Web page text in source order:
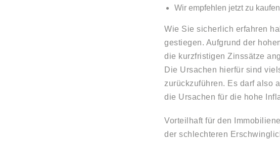
Wir empfehlen jetzt zu
Wie Sie sicherlich erfahren
gestiegen. Aufgrund der
die kurzfristigen Zinssätze
Die Ursachen hierfür sind
zurückzuführen. Es darf also
die Ursachen für die hohe
Vorteilhaft für den
der schlechteren